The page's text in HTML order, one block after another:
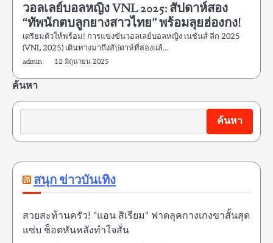
วอลเลย์บอลหญิง VNL 2025: สัปดาห์สอง
“ทัพนักตบลูกยางสาวไทย” พร้อมลุยฮ่องกง!
เตรียมตัวให้พร้อม! การแข่งขันวอลเลย์บอลหญิง เนชันส์ ลีก 2025
(VNL 2025) เดินทางมาถึงสัปดาห์ที่สองแล้…
admin 12 มิถุนายน 2025
ค้นหา
ค้นหา
สนุก ข่าวบันเทิง
สวยสะท้านครัว! "แอน สิเรียม" ฟาดลุคกางเกงขาสั้นสุด
แซ่บ ช็อตหันหลังทำใจสั่น